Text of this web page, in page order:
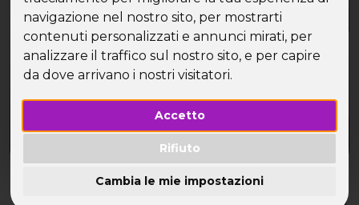
navigazione nel nostro sito, per mostrarti
contenuti personalizzati e annunci mirati, per
analizzare il traffico sul nostro sito, e per capire
da dove arrivano i nostri visitatori.
Accetto
Rifiuto
Cambia le mie impostazioni
weekend, vacanze e
viaggi per single